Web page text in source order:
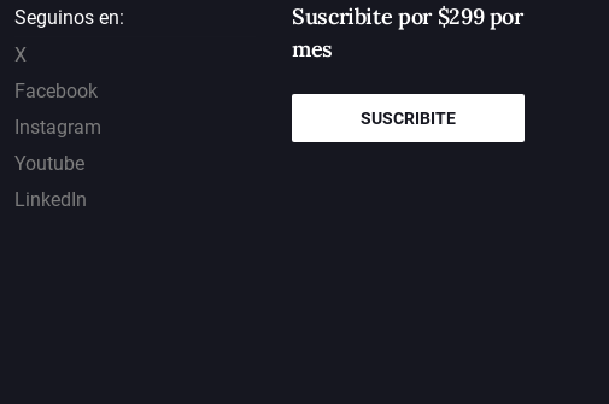
Seguinos en:
X
Facebook
Instagram
Youtube
LinkedIn
Suscribite por $299 por
mes
SUSCRIBITE